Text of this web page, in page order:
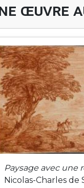
œuvre
Paysage avec une
Nicolas-Charles de